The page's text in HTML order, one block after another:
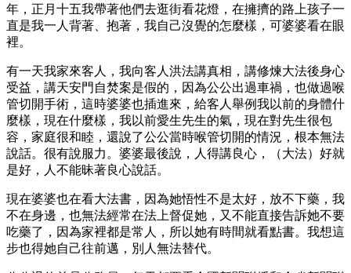
年，正月十五我帶著他們去逛街看花燈，在擁擠的路上孩子一
直是我一人背著、抱著，我自己沒覺的怎麼樣，可婆婆看在眼
裡。
有一天我家來客人，我向客人洪法講真相，講修煉大法後身心
受益，講天安門自焚案是假的，因為公公出過車禍，也做過喉
管切開手術，這時婆婆也插進來，給客人舉例我以前的身體什
麼樣，現在什麼樣，我以前愛生先生的氣，現在對先生很包
容，家庭很和睦，還說了公公當時喉管切開的情況，根本無法
說話。很有說服力。婆婆最後說，人得講良心，（大法）好就
是好，人不能昧著良心說話。
現在婆婆也在看大法書，因為她悟性不是太好，放不下藥，我
不在身邊，也無法經常在法上督促她，又不能直接告訴她不要
吃藥了，因為家裡都是常人，所以她有時間就看點書。我想這
步也得她自己往前邁，別人無法替代。